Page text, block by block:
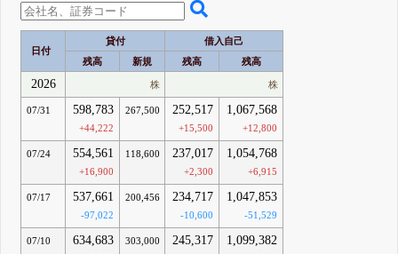
日付
貸付
借入自己
残高
新規 残高 残高
2026 株 株
07/31 598,783
+44,222
267,500 252,517
+15,500
1,067,568
+12,800
07/24 554,561
+16,900
118,600 237,017
+2,300
1,054,768
+6,915
07/17 537,661
-97,022
200,456 234,717
-10,600
1,047,853
-51,529
07/10 634,683 303,000 245,317 1,099,382